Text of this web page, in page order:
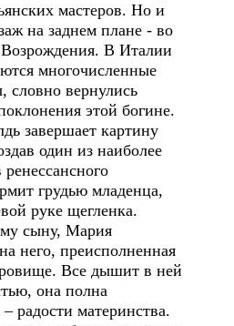
мастеров. Но и
на заднем плане - во
В Италии
многочисленные
словно вернулись
этой богине.
завершает картину
один из наиболее
грудью младенца,
руке щегленка.
сыну, Мария
него, преисполненная
Все дышит в ней
она полна
радости материнства.